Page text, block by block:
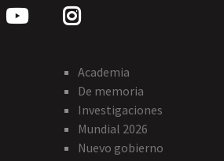
Academia
De memoria
Investigaciones
Mundial 2026
Nuevo gobierno